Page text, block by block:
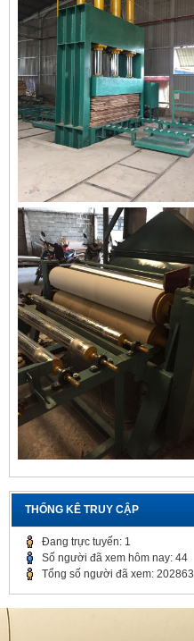
THỐNG KÊ TRUY CẬP
Đang trực tuyến: 1
Số người đã xem hôm nay: 44
Tổng số người đã xem: 202863